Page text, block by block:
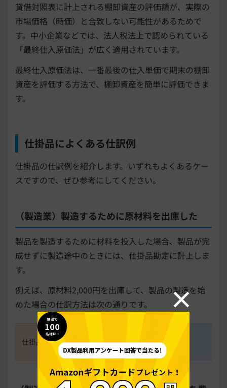
貸借対照表に計上される棚卸資産の評価額が、実際の
市場価格（時価）と合致しない可能性があるためで
す。中小企業などでは、法人税法上で認められている
「最終仕入原価法」が広く適用されています。
最終仕入原価法は、一番最後の仕入単価で期末の棚卸
資産を評価する方法で、棚卸資産を簡単に評価できま
す。
仕掛品によくある仕訳例
仕掛品の仕訳例を紹介します。いずれもよくあるケー
スですので、ぜひ参考にしてください。
（製造業）製造するために原材料を出庫した
製品を製造するために材料を投入した場合、製品が完
成せずに製造途中のときには、仕掛品勘定に計上しま
す。
例えば、原材料2,000円を出庫して、製品の製造を始
めた場合の仕訳方法は次の通りです。
仕掛品 2,000 材料費